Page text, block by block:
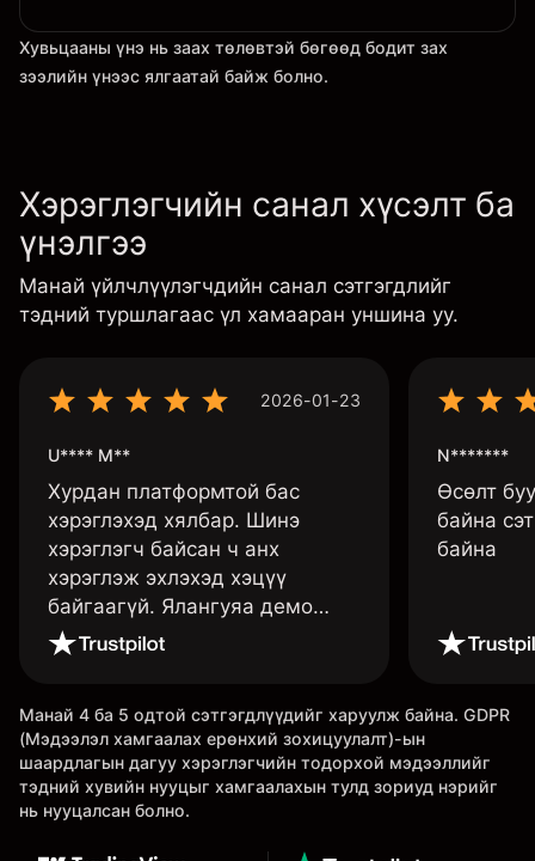
Хувьцааны үнэ нь заах төлөвтэй бөгөөд бодит зах
зээлийн үнээс ялгаатай байж болно.
Хэрэглэгчийн санал хүсэлт ба
үнэлгээ
Манай үйлчлүүлэгчдийн санал сэтгэгдлийг
тэдний туршлагаас үл хамааран уншина уу.
2026-01-23
U**** M**
Хурдан платформтой бас
хэрэглэхэд хялбар. Шинэ
хэрэглэгч байсан ч анх
хэрэглэж эхлэхэд хэцүү
байгаагүй. Ялангуяа демо
данс нь их хэрэгтэй ба
дэмтэй.
N*******
Өсөлт
байна
байна
Манай 4 ба 5 одтой сэтгэгдлүүдийг харуулж байна. GDPR
(Мэдээлэл хамгаалах ерөнхий зохицуулалт)-ын
шаардлагын дагуу хэрэглэгчийн тодорхой мэдээллийг
тэдний хувийн нууцыг хамгаалахын тулд зориуд нэрийг
нь нууцалсан болно.